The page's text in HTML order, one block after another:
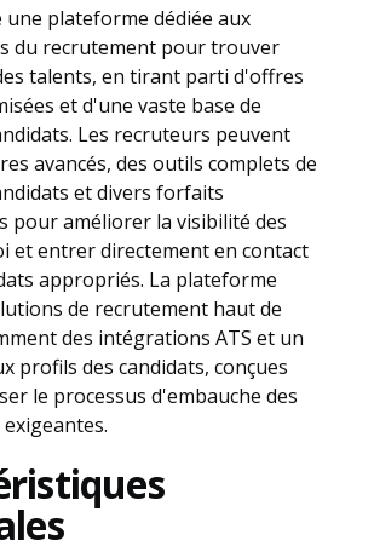
plateforme dédiée aux
du recrutement pour trouver
talents, en tirant parti d'offres
et d'une vaste base de
Les recruteurs peuvent
avancés, des outils complets de
et divers forfaits
pour améliorer la visibilité des
et entrer directement en contact
appropriés. La plateforme
de recrutement haut de
des intégrations ATS et un
profils des candidats, conçues
le processus d'embauche des